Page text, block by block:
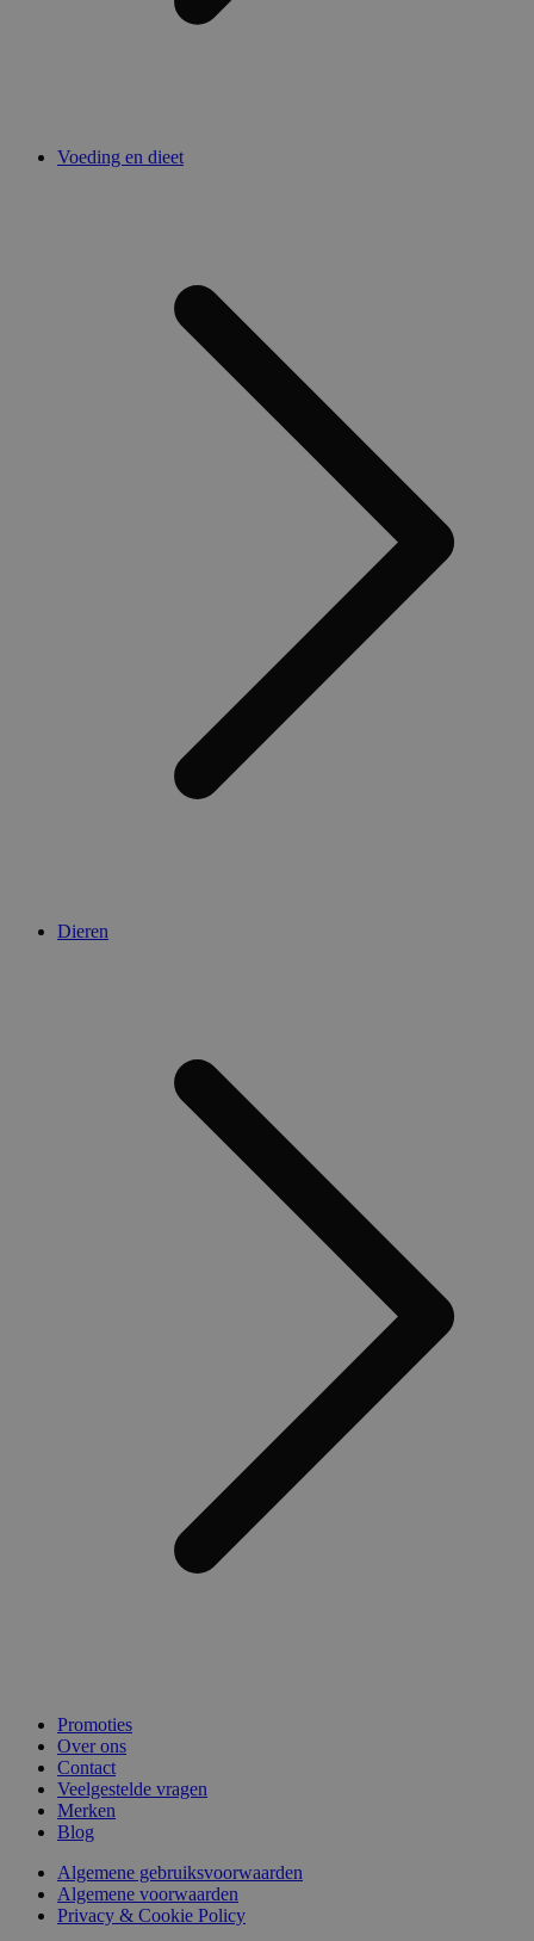
Voeding en dieet
Dieren
Promoties
Over ons
Contact
Veelgestelde vragen
Merken
Blog
Algemene gebruiksvoorwaarden
Algemene voorwaarden
Privacy & Cookie Policy